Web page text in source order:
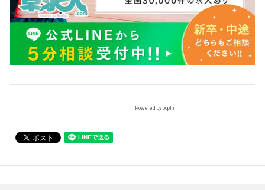
Powered by popIn